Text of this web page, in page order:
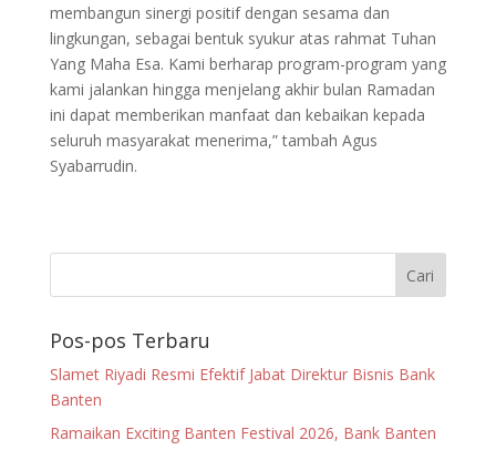
membangun sinergi positif dengan sesama dan
lingkungan, sebagai bentuk syukur atas rahmat Tuhan
Yang Maha Esa. Kami berharap program-program yang
kami jalankan hingga menjelang akhir bulan Ramadan
ini dapat memberikan manfaat dan kebaikan kepada
seluruh masyarakat menerima,” tambah Agus
Syabarrudin.
Pos-pos Terbaru
Slamet Riyadi Resmi Efektif Jabat Direktur Bisnis Bank
Banten
Ramaikan Exciting Banten Festival 2026, Bank Banten